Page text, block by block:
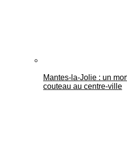
Mantes-la-Jolie : un
couteau au centre-ville